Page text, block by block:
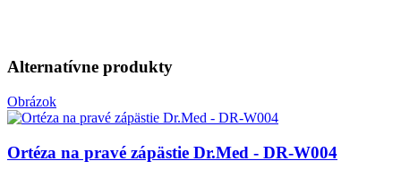
Alternatívne produkty
Obrázok
Ortéza na pravé zápästie Dr.Med - DR-W004